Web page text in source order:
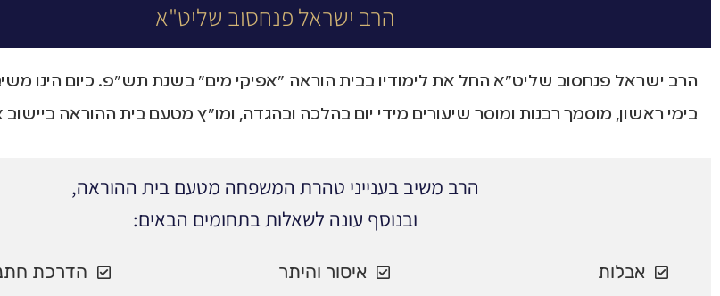
הרב ישראל פנחסוב שליט"א
הרב ישראל פנחסוב שליט"א החל את לימודיו בבית הוראה "אפיקי מים" בשנת תש"פ. כיום הינו
בימי ראשון, מוסמך רבנות ומוסר שיעורים מידי יום בהלכה ובהגדה, ומו"ץ מטעם בית ההוראה
הרב משיב בענייני טהרת המשפחה מטעם בית ההוראה,
ובנוסף עונה לשאלות בתחומים הבאים:
אבלות איסור והיתר
הדרכת